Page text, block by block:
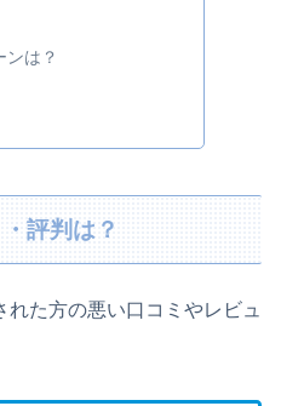
ンは？
評判は？
れた方の悪い口コミやレビュ